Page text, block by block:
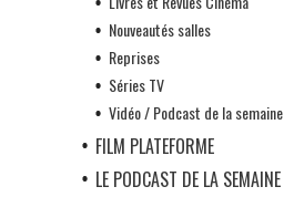
Nouveautés salles
Reprises
Séries TV
Vidéo / Podcast de la semaine
FILM PLATEFORME
LE PODCAST DE LA SEMAINE